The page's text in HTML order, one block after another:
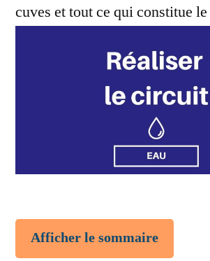
cuves et tout ce qui constitue
Afficher le sommaire